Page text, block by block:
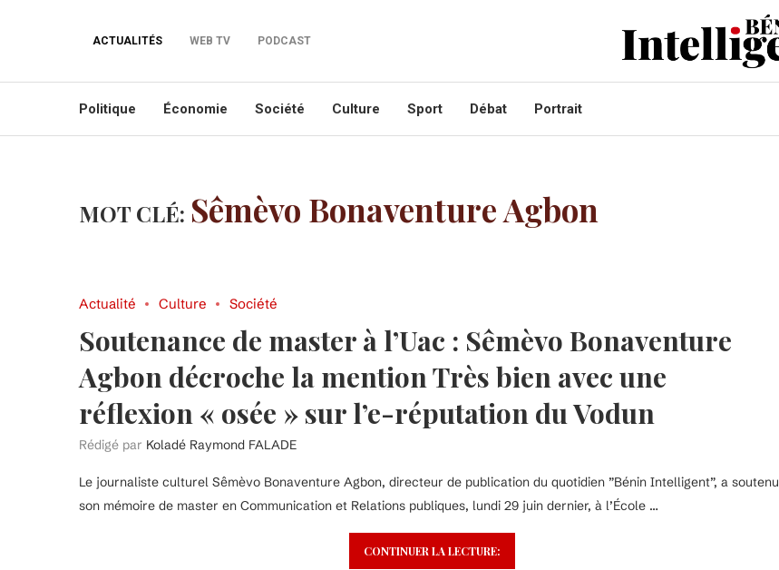
ACTUALITÉS WEB TV PODCAST
Politique Économie Société Culture Sport Débat Portrait
MOT CLÉ: Sêmèvo Bonaventure Agbon
Actualité Culture Société
Soutenance de master à l’Uac : Sêmèvo Bonaventure
Agbon décroche la mention Très bien avec une
réflexion « osée » sur l’e-réputation du Vodun
Rédigé par Koladé Raymond FALADE
Le journaliste culturel Sêmèvo Bonaventure Agbon, directeur de publication du quotidien ”Bénin Intelligent”, a soutenu
son mémoire de master en Communication et Relations publiques, lundi 29 juin dernier, à l’École …
CONTINUER LA LECTURE: